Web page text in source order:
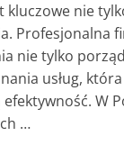
kluczowe nie
Profesjonalna
nie tylko
usług,
W
…